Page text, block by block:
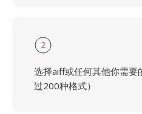
2
选择aiff或任何其他你需要
过200种格式）